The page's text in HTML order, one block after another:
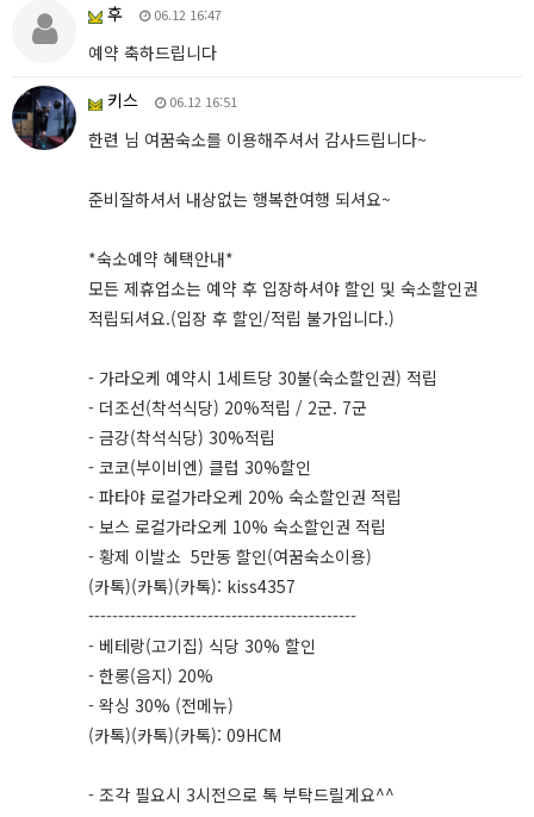
후
06.12 16:47
예약 축하드립니다
키스
06.12 16:51
한련 님 여꿈숙소를 이용해주셔서 감사드립니다~
준비잘하셔서 내상없는 행복한여행 되셔요~
*숙소예약 혜택안내*
모든 제휴업소는 예약 후 입장하셔야 할인 및 숙소할인권
적립되셔요.(입장 후 할인/적립 불가입니다.)
- 가라오케 예약시 1세트당 30불(숙소할인권) 적립
- 더조선(착석식당) 20%적립 / 2군. 7군
- 금강(착석식당) 30%적립
- 코코(부이비엔) 클럽 30%할인
- 파타야 로컬가라오케 20% 숙소할인권 적립
- 보스 로컬가라오케 10% 숙소할인권 적립
- 황제 이발소 5만동 할인(여꿈숙소이용)
(카톡)(카톡)(카톡): kiss4357
---------------------------------------------
- 베테랑(고기집) 식당 30% 할인
- 한롱(음지) 20%
- 왁싱 30% (전메뉴)
(카톡)(카톡)(카톡): 09HCM
- 조각 필요시 3시전으로 톡 부탁드릴게요^^